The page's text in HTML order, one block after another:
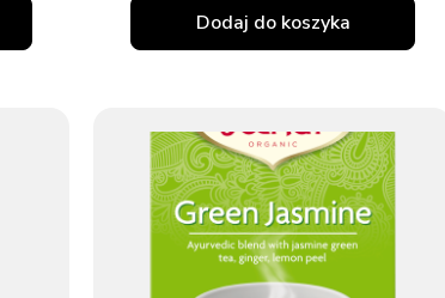
Dodaj do koszyka